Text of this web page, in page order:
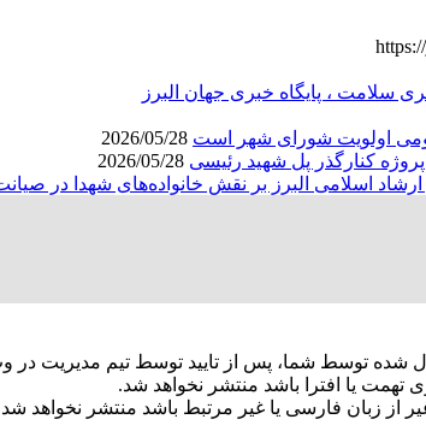
سلامت ، پایگاه خبری جهان البرز
اولویت شورای شهر است
پروژه کنارگذر پل شهید رئیسی
اسلامی البرز بر نقش خانواده‌های شهدا در
شده توسط شما، پس از تایید توسط تیم مدیریت در
تهمت یا افترا باشد منتشر نخواهد شد.
از زبان فارسی یا غیر مرتبط باشد منتشر نخواهد